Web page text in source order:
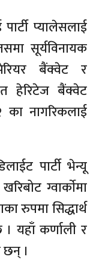
प्यालेसलाई
सूर्यविनायक
बैंक्वेट र
हेरिटेज बैंक्वेट
नागरिकलाई
पार्टी भेन्यू
ग्वार्काेमा
रुपमा सिद्धार्थ
यहाँ कर्णाली र
छन् ।